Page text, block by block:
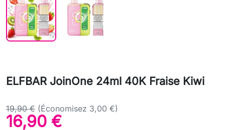
ELFBAR JoinOne 24ml 40K Fraise Kiwi
19,90 € (Économisez 3,00 €)
16,90 €